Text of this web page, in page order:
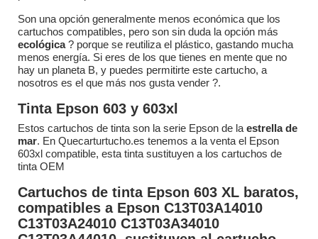
Son una opción generalmente menos económica que los
cartuchos compatibles, pero son sin duda la opción más
ecológica? porque se reutiliza el plástico, gastando mucha
menos energía. Si eres de los que tienes en mente que no
hay un planeta B, y puedes permitirte este cartucho, a
nosotros es el que más nos gusta vender ?.
Tinta Epson 603 y 603xl
Estos cartuchos de tinta son la serie Epson de laestrella de
mar. En Quecarturtucho.es tenemos a la venta el Epson
603xl compatible, esta tinta sustituyen a los cartuchos de
tinta OEM
Cartuchos de tinta Epson 603 XL baratos,
compatibles a Epson C13T03A14010
C13T03A24010 C13T03A34010